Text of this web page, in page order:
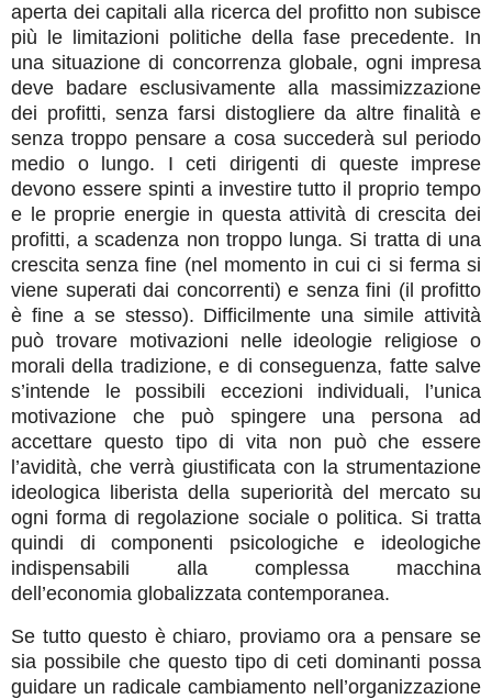
aperta dei capitali alla ricerca del profitto non subisce
più le limitazioni politiche della fase precedente. In
una situazione di concorrenza globale, ogni impresa
deve badare esclusivamente alla massimizzazione
dei profitti, senza farsi distogliere da altre finalità e
senza troppo pensare a cosa succederà sul periodo
medio o lungo. I ceti dirigenti di queste imprese
devono essere spinti a investire tutto il proprio tempo
e le proprie energie in questa attività di crescita dei
profitti, a scadenza non troppo lunga. Si tratta di una
crescita senza fine (nel momento in cui ci si ferma si
viene superati dai concorrenti) e senza fini (il profitto
è fine a se stesso). Difficilmente una simile attività
può trovare motivazioni nelle ideologie religiose o
morali della tradizione, e di conseguenza, fatte salve
s’intende le possibili eccezioni individuali, l’unica
motivazione che può spingere una persona ad
accettare questo tipo di vita non può che essere
l’avidità, che verrà giustificata con la strumentazione
ideologica liberista della superiorità del mercato su
ogni forma di regolazione sociale o politica. Si tratta
quindi di componenti psicologiche e ideologiche
indispensabili alla complessa macchina
dell’economia globalizzata contemporanea.
Se tutto questo è chiaro, proviamo ora a pensare se
sia possibile che questo tipo di ceti dominanti possa
guidare un radicale cambiamento nell’organizzazione